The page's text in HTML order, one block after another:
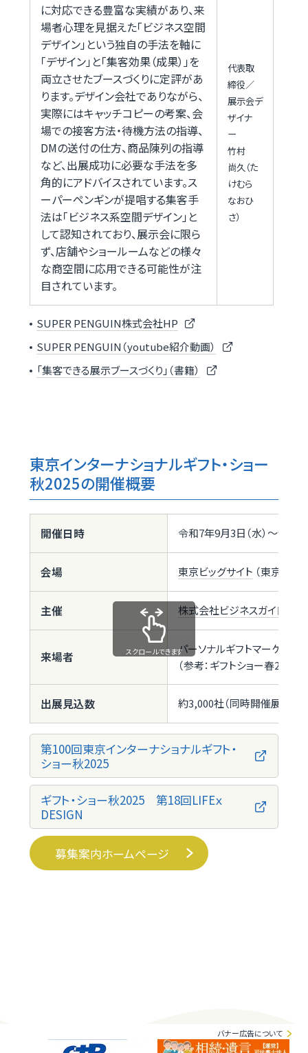
に対応できる豊富な実績があり、来
場者心理を見据えた「ビジネス空間
デザイン」という独自の手法を軸に
「デザイン」と「集客効果（成果）」を
両立させたブースづくりに定評があ
ります。デザイン会社でありながら、
実際にはキャッチコピーの考案、会
場での接客方法・待機方法の指導、
DMの送付の仕方、商品陳列の指導
など、出展成功に必要な手法を多
角的にアドバイスされています。ス
ーパーペンギンが提唱する集客手
法は「ビジネス系空間デザイン」と
して認知されており、展示会に限ら
ず、店舗やショールームなどの様々
な商空間に応用できる可能性が注
目されています。
代表取
締役／
展示会デ
ザイナ
ー
竹村
尚久（た
けむら
なおひ
さ）
SUPER PENGUIN株式会社HP
SUPER PENGUIN（youtube紹介動画）
「集客できる展示ブースづくり」（書籍）
東京インターナショナルギフト・ショー
秋2025の開催概要
開催日時 令和7年9月3日（水）～9月5日
会場 東京ビッグサイト （東京都江
主催 株式会社ビジネスガイド社
来場者
パーソナルギフトマーケッ
（参考：ギフトショー春
出展見込数 約3,000社（同時開催展含む
スクロールできます
第100回東京インターナショナルギフト・
ショー秋2025
ギフト・ショー秋2025 第18回LIFEｘ
DESIGN
募集案内ホームページ
バナー広告について